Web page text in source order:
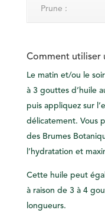
Prune :
Comment utiliser
Le matin et/ou le
à 3 gouttes d’huile
puis appliquez sur
délicatement. Vous
des Brumes
l’hydratation et
Cette huile peut
à raison de 3 à 4
longueurs.